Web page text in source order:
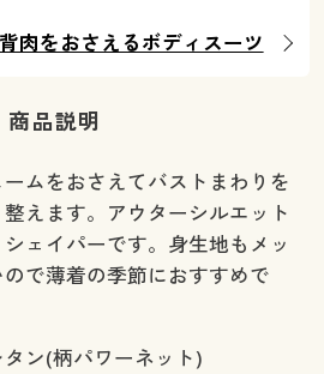
肉をおさえるボディスーツ
商品説明
ムをおさえてバストまわりを
えます。アウターシルエット
ェイパーです。身生地もメッ
で薄着の季節におすすめで
ン(柄パワーネット)